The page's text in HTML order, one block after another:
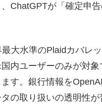
ChatGPTが「確定申
大水準のPlaidカバレ
内ユーザーのみが対
す。銀行情報を
の取り扱いの透明性が